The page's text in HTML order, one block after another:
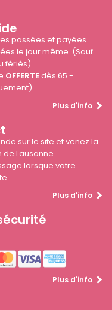
passées et payées
le jour même. (Sauf
fériés)
OFFERTEdès 65.-
Plus d'info
sur le site et venez la
Lausanne.
lorsque votre
Plus d'info
Plus d'info